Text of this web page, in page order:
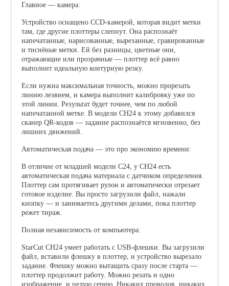
Главное — камера:
Устройство оснащено CCD-камерой, которая видит метки
там, где другие плоттеры слепнут. Она распознаёт
напечатанные, нарисованные, вырезанные, гравированные
и тиснёные метки. Ей без разницы, цветные они,
отражающие или прозрачные — плоттер всё равно
выполнит идеальную контурную резку.
Если нужна максимальная точность, можно прорезать
линию лезвием, и камера выполнит калибровку уже по
этой линии. Результат будет точнее, чем по любой
напечатанной метке. В модели CH24 к этому добавился
сканер QR-кодов — задание распознаётся мгновенно, без
лишних движений.
Автоматическая подача — это про экономию времени:
В отличие от младшей модели C24, у CH24 есть
автоматическая подача материала с датчиком определения.
Плоттер сам протягивает рулон и автоматически отрезает
готовое изделие. Вы просто загрузили файл, нажали
кнопку — и занимаетесь другими делами, пока плоттер
режет тираж.
Полная независимость от компьютера:
StarCut CH24 умеет работать с USB-флешки. Вы загрузили
файл, вставили флешку в плоттер, и устройство вырезало
задание. Флешку можно вытащить сразу после старта —
плоттер продолжит работу. Можно резать и одно
изображение, и целую серию. Никаких проводов, никаких